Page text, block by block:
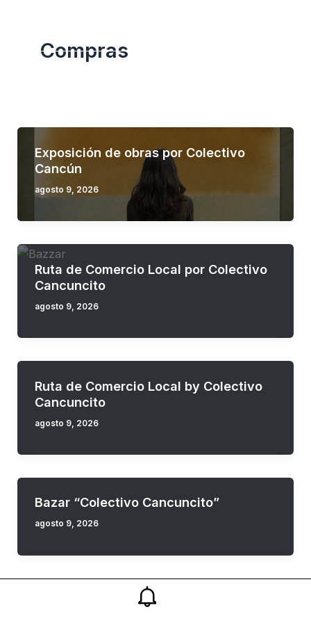
Compras
Exposición de obras por Colectivo
Cancún
agosto 9, 2026
Ruta de Comercio Local por Colectivo
Cancuncito
agosto 9, 2026
Ruta de Comercio Local by Colectivo
Cancuncito
agosto 9, 2026
Bazar “Colectivo Cancuncito”
agosto 9, 2026